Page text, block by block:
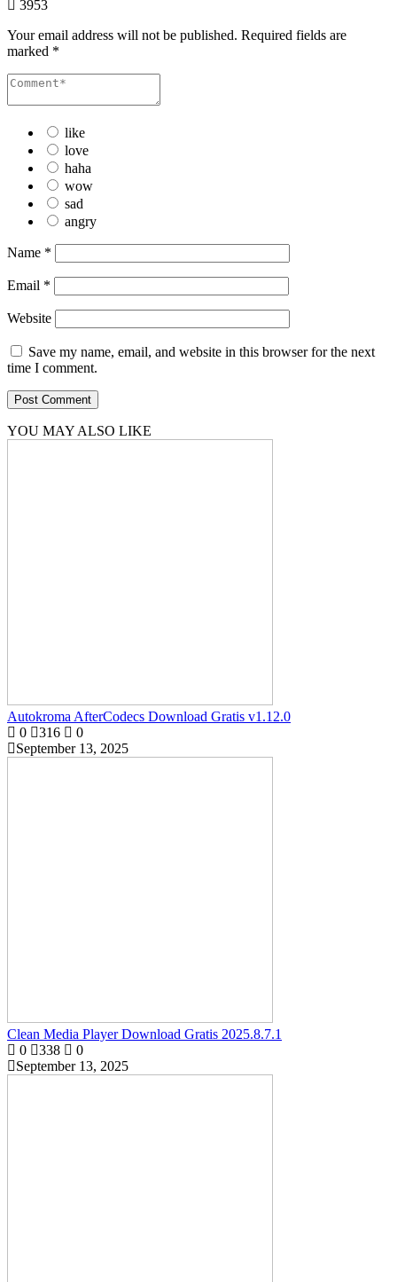
3953
Your email address will not be published. Required fields are
marked *
like
love
haha
wow
sad
angry
Name *
Email *
Website
Save my name, email, and website in this browser for the next
time I comment.
YOU MAY ALSO LIKE
Autokroma AfterCodecs Download Gratis v1.12.0
0
316
0
September 13, 2025
Clean Media Player Download Gratis 2025.8.7.1
0
338
0
September 13, 2025